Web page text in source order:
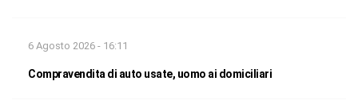
6 Agosto 2026 - 16:11
Compravendita di auto usate, uomo ai domiciliari